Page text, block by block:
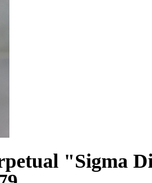
"Sigma